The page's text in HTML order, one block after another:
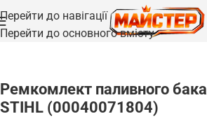
Перейти до навігації
Перейти до основного вмісту
Головна /Запчастини
Ремкомлект паливного бака
STIHL (00040071804)